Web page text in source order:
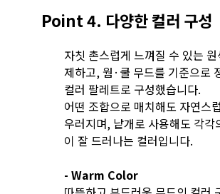
Point 4. 다양한 컬러 구성
자칫 촌스럽게 느껴질 수 있는 원
제하고, 웜·쿨 무드를 기준으로
컬러 팔레트로 구성했습니다.
어떤 조합으로 매치해도 자연스
우러지며, 낱개로 사용해도 각각
이 잘 드러나는 컬러입니다.
- Warm Color